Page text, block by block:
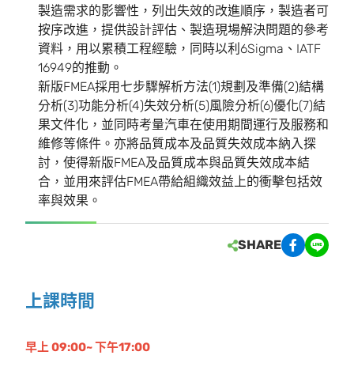
製造需求的影響性，列出失效的改進順序，製造者可
按序改進，提供設計評估、製造現場解決問題的參考
資料，用以累積工程經驗，同時以利6Sigma、IATF
16949的推動。
新版FMEA採用七步驟解析方法(1)規劃及準備(2)結構
分析(3)功能分析(4)失效分析(5)風險分析(6)優化(7)結
果文件化，並同時考量汽車在使用期間運行及服務和
維修等條件。亦將品質成本及品質失效成本納入探
討，使得新版FMEA及品質成本與品質失效成本結
合，並用來評估FMEA帶給組織效益上的衝擊包括效
率與效果。
SHARE
上課時間
早上 09:00~ 下午17:00